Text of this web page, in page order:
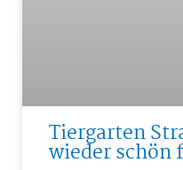
Tiergarten
wieder schön